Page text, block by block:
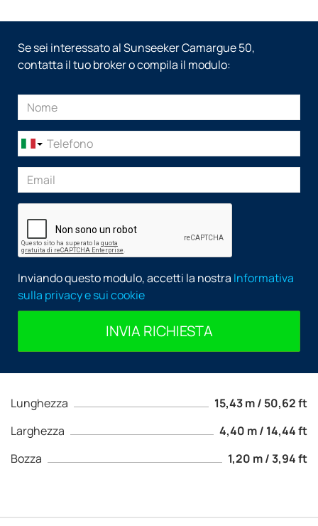
Lunghezza
15,43 m / 50,62 ft
Larghezza
4,40 m / 14,44 ft
Bozza
1,20 m / 3,94 ft
Se sei interessato al Sunseeker Camargue 50,
contatta il tuo broker o compila il modulo:
Inviando questo modulo, accetti la nostra Informativa
sulla privacy e sui cookie
INVIA RICHIESTA